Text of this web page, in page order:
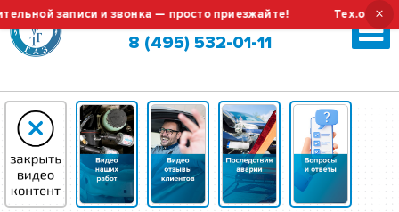
записи и звонка — просто приезжайте! ×
Москва (сменить город?)
8 (495) 532-01-11